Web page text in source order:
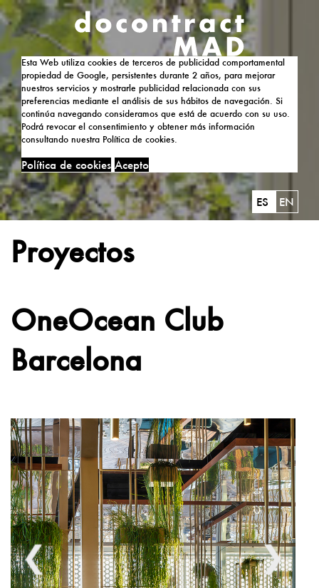
Esta Web utiliza cookies de terceros de publicidad comportamental
propiedad de Google, persistentes durante 2 años, para mejorar
nuestros servicios y mostrarle publicidad relacionada con sus
preferencias mediante el análisis de sus hábitos de navegación. Si
continúa navegando consideramos que está de acuerdo con su uso.
Podrá revocar el consentimiento y obtener más información
consultando nuestra Política de cookies.
Política de cookies Acepto
ES EN
Proyectos
OneOcean Club
Barcelona
❮ ❯